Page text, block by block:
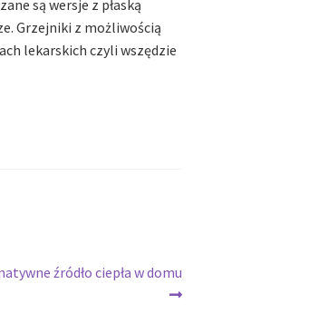
są wersje z płaską
Grzejniki z możliwością
lekarskich czyli wszędzie
źródło ciepła w domu